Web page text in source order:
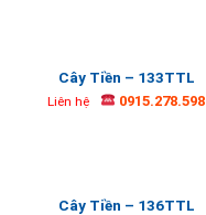
Cây Tiền – 133TTL
Liên hệ 0915.278.598
Cây Tiền – 136TTL